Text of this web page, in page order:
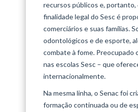
recursos públicos e, portanto,
finalidade legal do Sesc é
comerciários e suas famílias.
odontológicos e de esporte,
combate à fome. Preocupado
nas escolas Sesc – que
internacionalmente.
Na mesma linha, o Senac foi
formação continuada ou de